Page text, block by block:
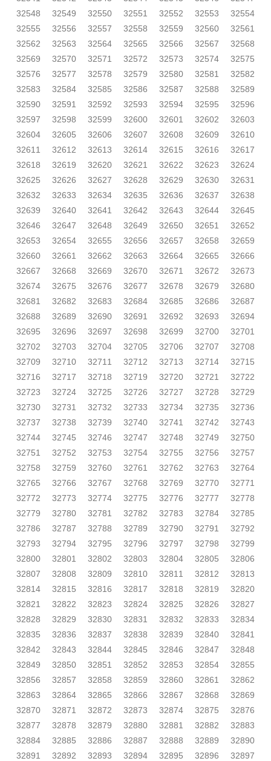
32548
32549 32550 32551 32552 32553
32554
32555
32556 32557 32558 32559 32560
32561
32562
32563 32564 32565 32566 32567
32568
32569
32570 32571 32572 32573 32574
32575
32576
32577 32578 32579 32580 32581
32582
32583
32584 32585 32586 32587 32588
32589
32590
32591 32592 32593 32594 32595
32596
32597
32598 32599 32600 32601 32602
32603
32604
32605 32606 32607 32608 32609
32610
32611
32612 32613 32614 32615 32616
32617
32618
32619 32620 32621 32622 32623
32624
32625
32626 32627 32628 32629 32630
32631
32632
32633 32634 32635 32636 32637
32638
32639
32640 32641 32642 32643 32644
32645
32646
32647 32648 32649 32650 32651
32652
32653
32654 32655 32656 32657 32658
32659
32660
32661 32662 32663 32664 32665
32666
32667
32668 32669 32670 32671 32672
32673
32674
32675 32676 32677 32678 32679
32680
32681
32682 32683 32684 32685 32686
32687
32688
32689 32690 32691 32692 32693
32694
32695
32696 32697 32698 32699 32700
32701
32702
32703 32704 32705 32706 32707
32708
32709
32710 32711 32712 32713 32714
32715
32716
32717 32718 32719 32720 32721
32722
32723
32724 32725 32726 32727 32728
32729
32730
32731 32732 32733 32734 32735
32736
32737
32738 32739 32740 32741 32742
32743
32744
32745 32746 32747 32748 32749
32750
32751
32752 32753 32754 32755 32756
32757
32758
32759 32760 32761 32762 32763
32764
32765
32766 32767 32768 32769 32770
32771
32772
32773 32774 32775 32776 32777
32778
32779
32780 32781 32782 32783 32784
32785
32786
32787 32788 32789 32790 32791
32792
32793
32794 32795 32796 32797 32798
32799
32800
32801 32802 32803 32804 32805
32806
32807
32808 32809 32810 32811 32812
32813
32814
32815 32816 32817 32818 32819
32820
32821
32822 32823 32824 32825 32826
32827
32828
32829 32830 32831 32832 32833
32834
32835
32836 32837 32838 32839 32840
32841
32842
32843 32844 32845 32846 32847
32848
32849
32850 32851 32852 32853 32854
32855
32856
32857 32858 32859 32860 32861
32862
32863
32864 32865 32866 32867 32868
32869
32870
32871 32872 32873 32874 32875
32876
32877
32878 32879 32880 32881 32882
32883
32884
32885 32886 32887 32888 32889
32890
32891
32892 32893 32894 32895 32896
32897